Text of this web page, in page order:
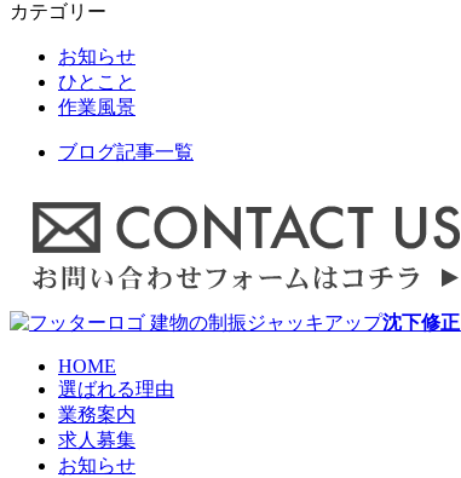
カテゴリー
お知らせ
ひとこと
作業風景
ブログ記事一覧
建物の制振ジャッキアップ沈下修正
HOME
選ばれる理由
業務案内
求人募集
お知らせ